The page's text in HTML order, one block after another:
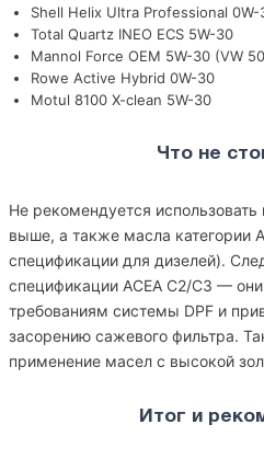
Shell Helix Ultra Professional 0W-
Total Quartz INEO ECS 5W-30
Mannol Force OEM 5W-30 (VW
Rowe Active Hybrid 0W-30
Motul 8100 X-clean 5W-30
Что не
Не рекомендуется
выше, а также масла категории
спецификации для дизелей).
спецификации ACEA C2/C3 — они
требованиям системы DPF и
засорению сажевого фильтра.
применение масел с высокой
Итог и